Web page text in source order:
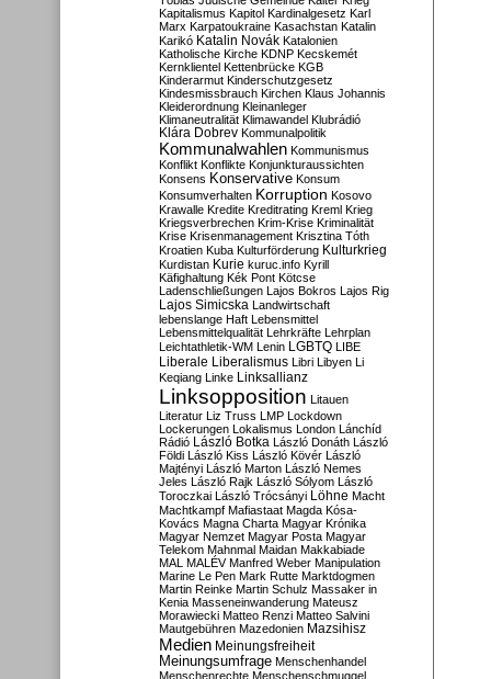
Kapitalismus Kapitol Kardinalgesetz Karl
Marx Karpatoukraine Kasachstan Katalin
Karikó Katalin Novák Katalonien
Katholische Kirche KDNP Kecskemét
Kernklientel Kettenbrücke KGB
Kinderarmut Kinderschutzgesetz
Kindesmissbrauch Kirchen Klaus Johannis
Kleiderordnung Kleinanleger
Klimaneutralität Klimawandel Klubrádió
Klára Dobrev Kommunalpolitik
Kommunalwahlen Kommunismus
Konflikt Konflikte Konjunkturaussichten
Konsens Konservative Konsum
Konsumverhalten Korruption Kosovo
Krawalle Kredite Kreditrating Kreml Krieg
Kriegsverbrechen Krim-Krise Kriminalität
Krise Krisenmanagement Krisztina Tóth
Kroatien Kuba Kulturförderung Kulturkrieg
Kurdistan Kurie kuruc.info Kyrill
Käfighaltung Kék Pont Kötcse
Ladenschließungen Lajos Bokros Lajos Rig
Lajos Simicska Landwirtschaft
lebenslange Haft Lebensmittel
Lebensmittelqualität Lehrkräfte Lehrplan
Leichtathletik-WM Lenin LGBTQ LIBE
Liberale Liberalismus Libri Libyen Li
Keqiang Linke Linksallianz
Linksopposition Litauen
Literatur Liz Truss LMP Lockdown
Lockerungen Lokalismus London Lánchíd
Rádió
László Botka László Donáth László
Földi László Kiss László Kövér László
Majtényi László Marton László Nemes
Jeles László Rajk László Sólyom László
Toroczkai László Trócsányi Löhne Macht
Machtkampf Mafiastaat Magda Kósa-
Kovács Magna Charta Magyar Krónika
Magyar Nemzet Magyar Posta Magyar
Telekom Mahnmal Maidan Makkabiade
MAL MALÉV Manfred Weber Manipulation
Marine Le Pen Mark Rutte Marktdogmen
Martin Reinke Martin Schulz Massaker in
Kenia Masseneinwanderung Mateusz
Morawiecki Matteo Renzi Matteo Salvini
Mautgebühren Mazedonien Mazsihisz
Medien Meinungsfreiheit
Meinungsumfrage Menschenhandel
Menschenrechte Menschenschmuggel